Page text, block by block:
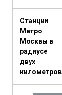
Станции
Метро
Москвы в
радиусе
двух
километров